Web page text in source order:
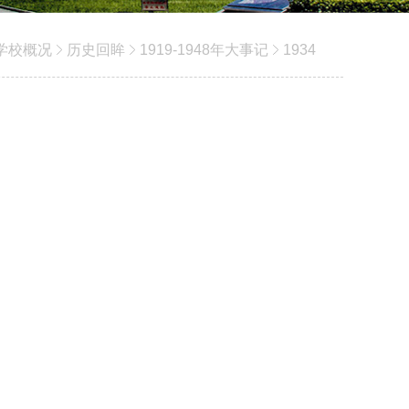
校概况 历史回眸 1919-1948年大事记 1934